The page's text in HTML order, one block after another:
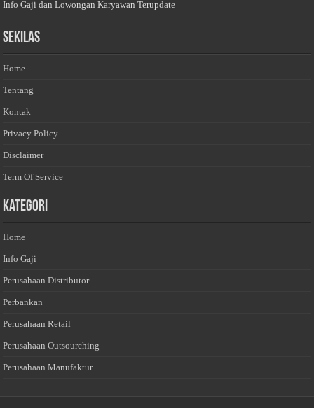
Info Gaji dan Lowongan Karyawan Terupdate
Sekilas
Home
Tentang
Kontak
Privacy Policy
Disclaimer
Term Of Service
Kategori
Home
Info Gaji
Perusahaan Distributor
Perbankan
Perusahaan Retail
Perusahaan Outsourching
Perusahaan Manufaktur